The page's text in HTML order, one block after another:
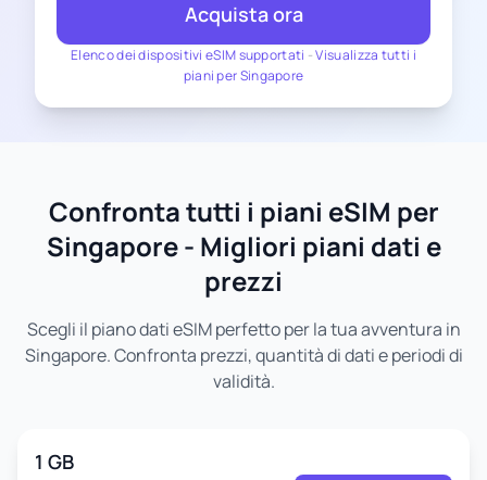
Elenco dei dispositivi eSIM supportati -Visualizza tutti i
piani per Singapore
Acquista ora
Confronta tutti i piani eSIM per
Singapore - Migliori piani dati e
prezzi
Scegli il piano dati eSIM perfetto per la tua avventura in
Singapore. Confronta prezzi, quantità di dati e periodi di
validità.
1 GB